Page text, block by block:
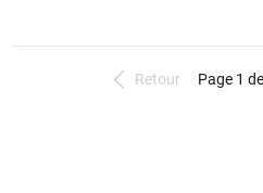
Retour Page 1